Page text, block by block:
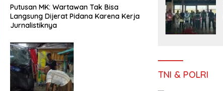
Putusan MK: Wartawan Tak Bisa
Langsung Dijerat Pidana Karena Kerja
Jurnalistiknya
TNI & POLRI